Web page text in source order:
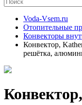
Voda-Vsem.ru
Отопительные
Конвекторы
Конвектор,
решётка,